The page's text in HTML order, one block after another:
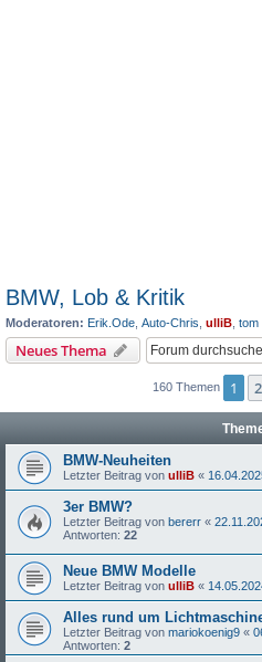
BMW, Lob & Kritik
Moderatoren: Erik.Ode Auto-Chris ulliB tom
Neues Thema
160 Themen 1 2
BMW-Neuheiten
Letzter Beitrag von ulliB «
3er BMW?
Letzter Beitrag von bererr «
Antworten: 22
Neue BMW Modelle
Letzter Beitrag von ulliB «
Alles rund um
Letzter Beitrag von mariokoenig9 «
Antworten: 2